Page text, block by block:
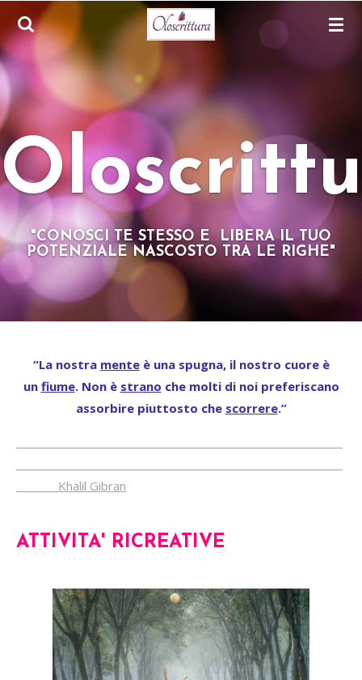
Vai
al
contenuto
principale
"CONOSCI TE STESSO E LIBERA IL TUO
POTENZIALE NASCOSTO TRA LE RIGHE"
“La nostra menteè una spugna, il nostro cuore è
un fiume. Non è strano che molti di noi preferiscano
assorbire piuttosto che scorrere.”
Khalil Gibran
ATTIVITA' RICREATIVE